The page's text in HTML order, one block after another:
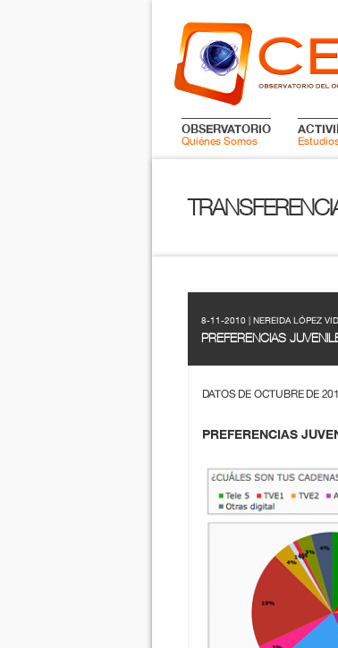
OBSERVATORIO
Quiénes Somos
8-11-2010 | NEREIDA LÓPEZ
PREFERENCIAS
DATOS DE OCTUBRE DE
PREFERENCIAS